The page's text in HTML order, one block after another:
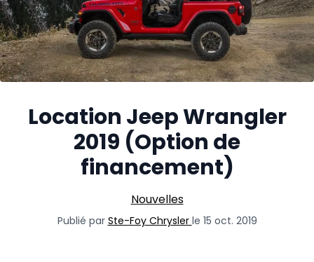
Location Jeep Wrangler
2019 (Option de
financement)
Nouvelles
Publié par Ste-Foy Chrysler le 15 oct. 2019